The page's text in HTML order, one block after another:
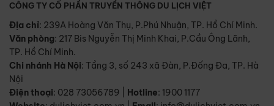
CÔNG TY CỔ PHẦN TRUYỀN THÔNG DU LỊCH VIỆT
Địa chỉ: 239A Hoàng Văn Thụ, P.Phú Nhuận, TP. Hồ Chí Minh.
Văn phòng: 217 Bis Nguyễn Thị Minh Khai, P.Cầu Ông Lãnh,
TP. Hồ Chí Minh.
Chi nhánh Hà Nội: Tầng 3, số 243 xã Đàn, P.Đống Đa, TP. Hà
Nội
Điện thoại: 028 73056789 Hotline: 1900 1177